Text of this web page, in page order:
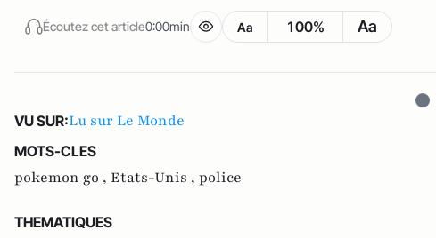
Écoutez cet article0:00min Aa 100% Aa
VU SUR:Lu sur Le Monde
MOTS-CLES
pokemon go , Etats-Unis , police
THEMATIQUES